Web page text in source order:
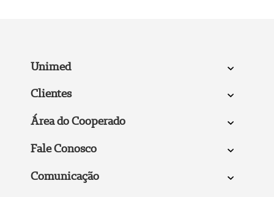
Unimed
Clientes
Área do Cooperado
Fale Conosco
Comunicação